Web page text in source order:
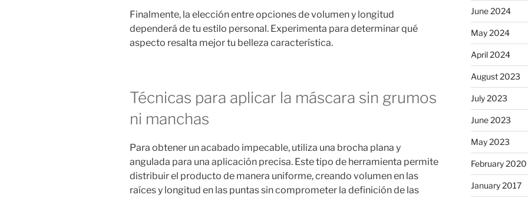
Finalmente, la elección entre opciones de volumen y longitud
dependerá de tu estilo personal. Experimenta para determinar qué
aspecto resalta mejor tu belleza característica.
Técnicas para aplicar la máscara sin grumos
ni manchas
Para obtener un acabado impecable, utiliza una brocha plana y
angulada para una aplicación precisa. Este tipo de herramienta permite
distribuir el producto de manera uniforme, creando volumen en las
raíces y longitud en las puntas sin comprometer la definición de las
June 2024
May 2024
April 2024
August 2023
July 2023
June 2023
May 2023
February 2020
January 2017